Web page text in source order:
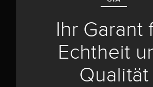
Ihr Garant
Echtheit
Qualität